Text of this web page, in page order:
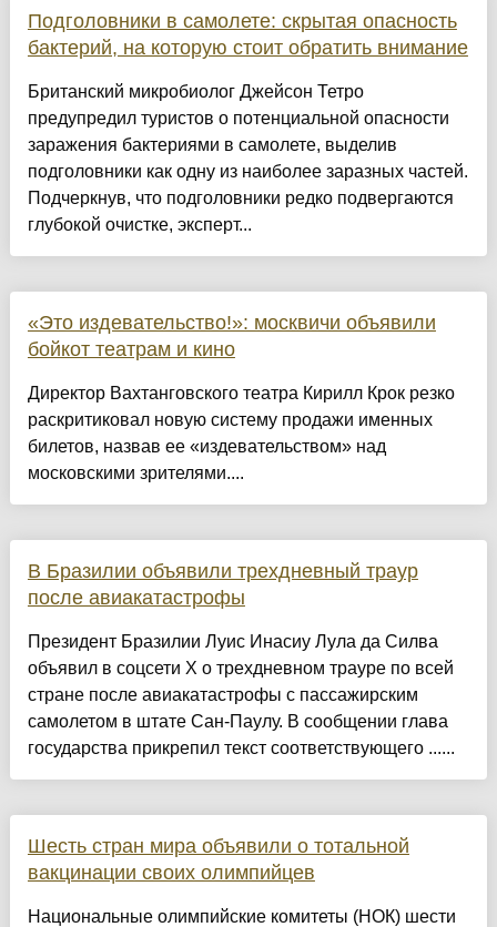
Подголовники в самолете: скрытая опасность
бактерий, на которую стоит обратить внимание
Британский микробиолог Джейсон Тетро
предупредил туристов о потенциальной опасности
заражения бактериями в самолете, выделив
подголовники как одну из наиболее заразных частей.
Подчеркнув, что подголовники редко подвергаются
глубокой очистке, эксперт...
«Это издевательство!»: москвичи объявили
бойкот театрам и кино
Директор Вахтанговского театра Кирилл Крок резко
раскритиковал новую систему продажи именных
билетов, назвав ее «издевательством» над
московскими зрителями....
В Бразилии объявили трехдневный траур
после авиакатастрофы
Президент Бразилии Луис Инасиу Лула да Силва
объявил в соцсети X о трехдневном трауре по всей
стране после авиакатастрофы с пассажирским
самолетом в штате Сан-Паулу. В сообщении глава
государства прикрепил текст соответствующего ......
Шесть стран мира объявили о тотальной
вакцинации своих олимпийцев
Национальные олимпийские комитеты (НОК) шести